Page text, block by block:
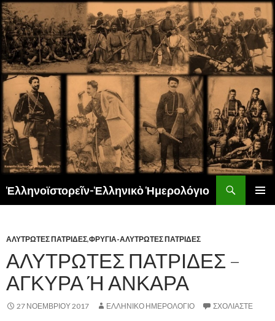
Ἑλληνοϊστορεῖν-Ἑλληνικὸ Ἡμερολόγιο
ΑΛΥΤΡΩΤΕΣ ΠΑΤΡΙΔΕΣ,ΦΡΥΓΙΑ-ΑΛΥΤΡΩΤΕΣ ΠΑΤΡΙΔΕΣ
ΑΛΥΤΡΩΤΕΣ ΠΑΤΡΙΔΕΣ –
ΑΓΚΥΡΑ Ή ΑΝΚΑΡΑ
27 ΝΟΕΜΒΡΊΟΥ 2017 ΕΛΛΗΝΙΚΟ ΗΜΕΡΟΛΟΓΙΟ ΣΧΟΛΙΆΣΤΕ